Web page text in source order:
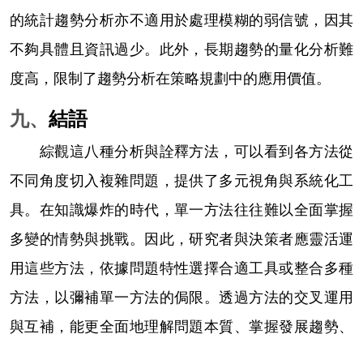
的統計趨勢分析亦不適用於處理模糊的弱信號，因其
不夠具體且資訊過少。此外，長期趨勢的量化分析難
度高，限制了趨勢分析在策略規劃中的應用價值。
九、 結語
綜觀這八種分析與詮釋方法，可以看到各方法從
不同角度切入複雜問題，提供了多元視角與系統化工
具。在知識爆炸的時代，單一方法往往難以全面掌握
多變的情勢與挑戰。因此，研究者與決策者應靈活運
用這些方法，依據問題特性選擇合適工具或整合多種
方法，以彌補單一方法的侷限。透過方法的交叉運用
與互補，能更全面地理解問題本質、掌握發展趨勢、